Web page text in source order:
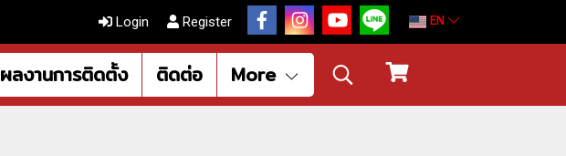
Login Register EN
ผลงานการติดตั้ง ติดต่อ More